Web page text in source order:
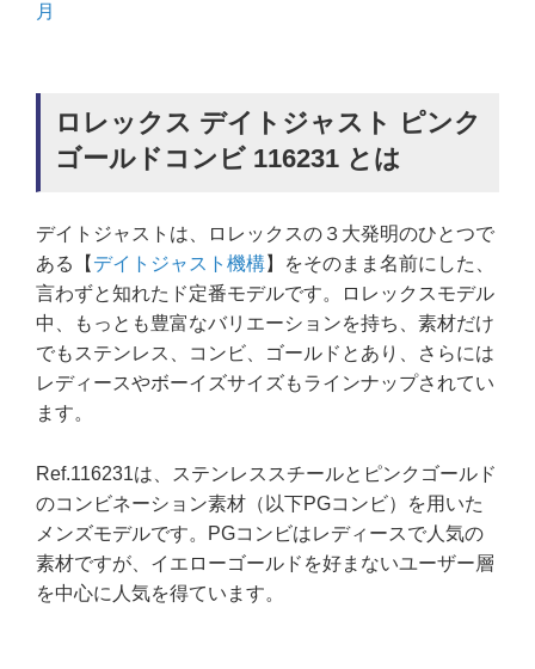
月
ロレックス デイトジャスト ピンク
ゴールドコンビ 116231 とは
デイトジャストは、ロレックスの３大発明のひとつで
ある【 デイトジャスト機構】をそのまま名前にした、
言わずと知れたド定番モデルです。ロレックスモデル
中、もっとも豊富なバリエーションを持ち、素材だけ
でもステンレス、コンビ、ゴールドとあり、さらには
レディースやボーイズサイズもラインナップされてい
ます。
Ref.116231は、ステンレススチールとピンクゴールド
のコンビネーション素材（以下PGコンビ）を用いた
メンズモデルです。PGコンビはレディースで人気の
素材ですが、イエローゴールドを好まないユーザー層
を中心に人気を得ています。